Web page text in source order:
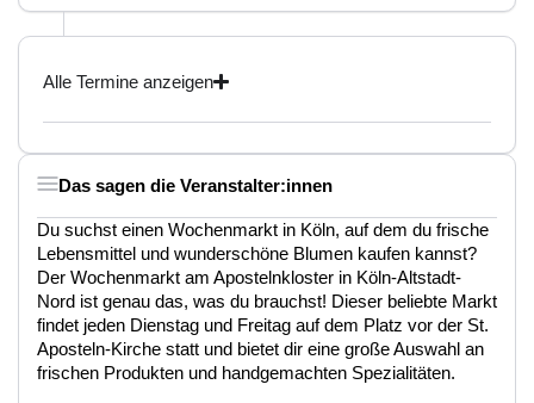
Alle Termine anzeigen
Das sagen die Veranstalter:innen
Du suchst einen Wochenmarkt in Köln, auf dem du frische
Lebensmittel und wunderschöne Blumen kaufen kannst?
Der Wochenmarkt am Apostelnkloster in Köln-Altstadt-
Nord ist genau das, was du brauchst! Dieser beliebte Markt
findet jeden Dienstag und Freitag auf dem Platz vor der St.
Aposteln-Kirche statt und bietet dir eine große Auswahl an
frischen Produkten und handgemachten Spezialitäten.